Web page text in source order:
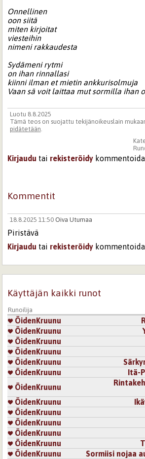
Onnellinen
oon siitä
miten kirjoitat
viesteihin
nimeni rakkaudesta
Sydämeni rytmi
on ihan rinnallasi
kiinni ilman et mietin ankkurisolmuja
Vaan sä voit laittaa mut sormilla ihan
Luotu 8.8.2025
Tämä teos on suojattu tekijänoikeuslain
pidätetään.
Kirjaudu tai rekisteröidy
Kommentit
18.8.2025 11:50 Oiva Utumaa
Piristävä
Kirjaudu tai rekisteröidy
Sivut
Käyttäjän kaikki runot
Runoilija
ÖidenKruunu
ÖidenKruunu
ÖidenKruunu
ÖidenKruunu
ÖidenKruunu
ÖidenKruunu
Itä-
ÖidenKruunu
ÖidenKruunu
ÖidenKruunu
ÖidenKruunu
ÖidenKruunu
ÖidenKruunu
ÖidenKruunu
Sormiisi nojaa